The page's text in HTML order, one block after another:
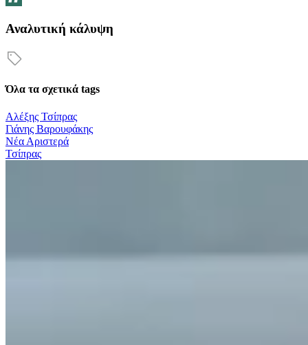
Αναλυτική κάλυψη
Όλα τα σχετικά tags
Αλέξης Τσίπρας
Γιάνης Βαρουφάκης
Νέα Αριστερά
Τσίπρας